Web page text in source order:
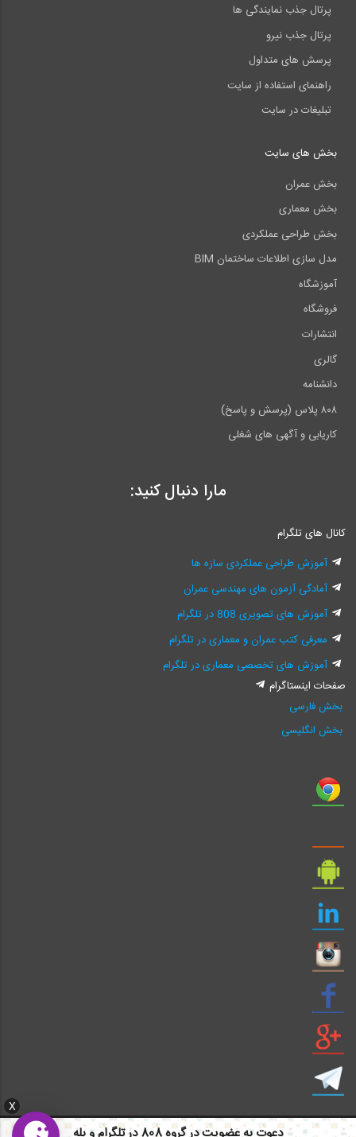
X
پرتال جذب نمایندگی ها
پرتال جذب نیرو
پرسش های متداول
راهنمای استفاده از سایت
تبلیغات در سایت
بخش های سایت
بخش عمران
بخش معماری
بخش طراحی عملکردی
مدل سازی اطلاعات ساختمان BIM
آموزشگاه
فروشگاه
انتشارات
گالری
دانشنامه
۸۰۸ پلاس (پرسش و پاسخ)
کاریابی و آگهی های شغلی
مارا دنبال کنید:
کانال های تلگرام
آموزش طراحی عملکردی سازه ها
آمادگی آزمون های مهندسی عمران
آموزش های تصویری 808 در تلگرام
معرفی کتب عمران و معماری در تلگرام
آموزش های تخصصی معماری در تلگرام
صفحات اینستاگرام
بخش فارسی
بخش انگلیسی